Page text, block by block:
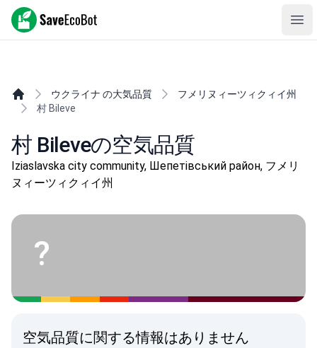
SaveEcoBot
ウクライナ の大気品質
フメリヌィーツィクィイ州
村 Bileve
村 Bileveの空気品質
Iziaslavska city community, Шепетівський район, フメリ
ヌィーツィクィイ州
?
空気品質に関する情報はありません